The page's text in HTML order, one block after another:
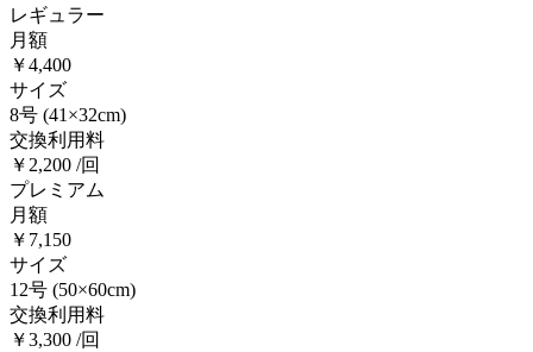
レギュラー
月額
￥4,400
サイズ
8号 (41×32cm)
交換利用料
￥2,200 /回
プレミアム
月額
￥7,150
サイズ
12号 (50×60cm)
交換利用料
￥3,300 /回